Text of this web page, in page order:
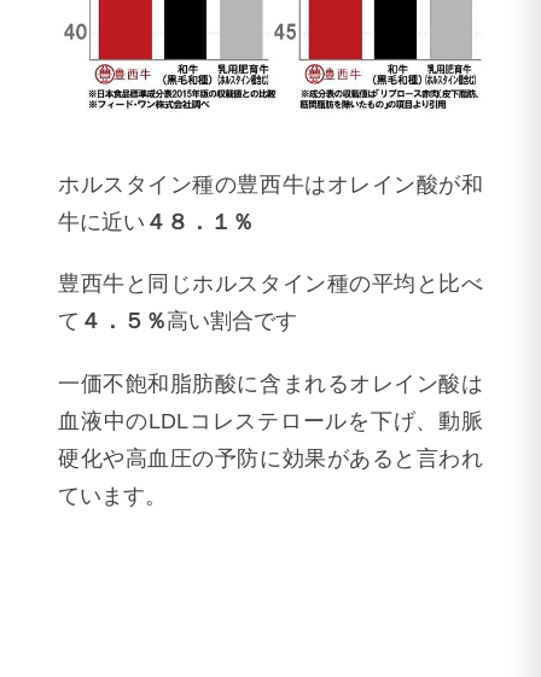
ホルスタイン種の豊西牛はオレイン酸が和
牛に近い ４８．１％
豊西牛と同じホルスタイン種の平均と比べ
て ４．５％高い割合です
一価不飽和脂肪酸に含まれるオレイン酸は
血液中のLDLコレステロールを下げ、動脈
硬化や高血圧の予防に効果があると言われ
ています。